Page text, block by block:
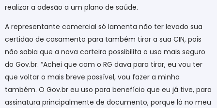
realizar a adesão a um plano de saúde.
A representante comercial só lamenta não ter levado sua
certidão de casamento para também tirar a sua CIN, pois
não sabia que a nova carteira possibilita o uso mais seguro
do Gov.br. “Achei que com o RG dava para tirar, eu vou ter
que voltar o mais breve possível, vou fazer a minha
também. O Gov.br eu uso para benefício que eu já tive, para
assinatura principalmente de documento, porque lá no meu